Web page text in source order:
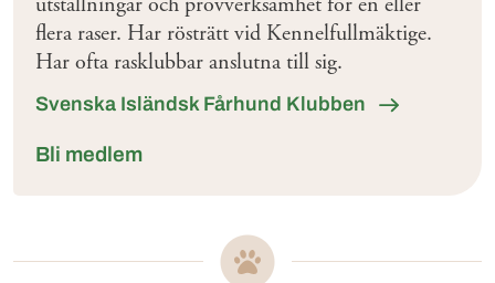
flera raser. Har rösträtt vid Kennelfullmäktige.
Har ofta rasklubbar anslutna till sig.
Svenska Isländsk Fårhund Klubben
Bli medlem